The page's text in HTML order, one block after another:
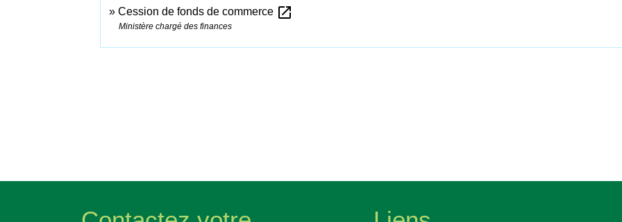
Cession de fonds de commerce open_in_new
Ministère chargé des finances